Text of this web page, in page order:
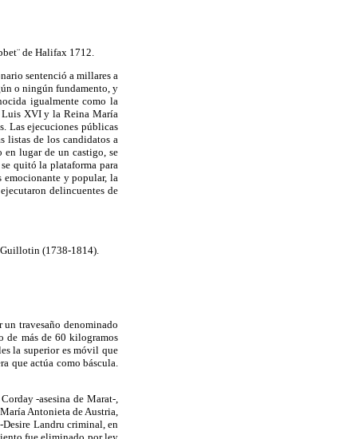
de Halifax 1712.
sentenció a millares a
o ningún fundamento, y
igualmente como la
Luis XVI y la Reina María
Las ejecuciones públicas
listas de los candidatos a
en lugar de un castigo, se
quitó la plataforma para
emocionante y popular, la
delincuentes de
Guillotin (1738-1814).
travesaño denominado
de más de 60 kilogramos
la superior es móvil que
que actúa como báscula.
Corday-asesina de Marat-,
Antonieta de Austria,
Landrucriminal, en